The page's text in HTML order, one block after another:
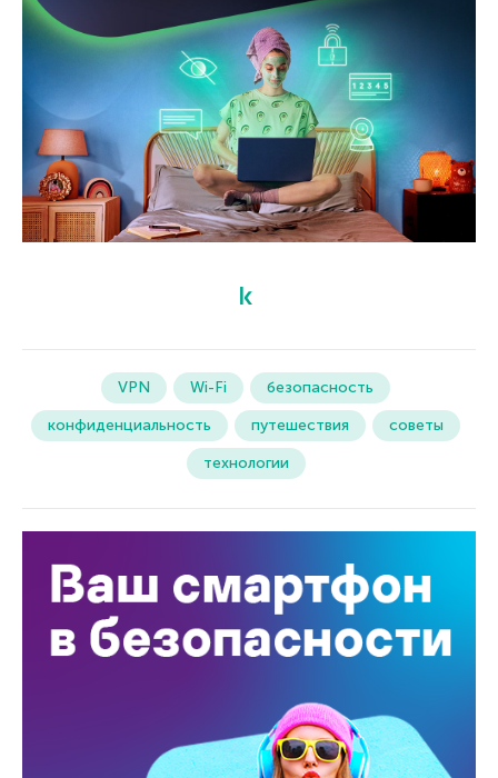
VPN Wi-Fi
безопасность
конфиденциальность
путешествия
советы
технологии